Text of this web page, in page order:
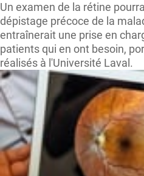
Un examen de la rétine
dépistage précoce de la
entraînerait une prise en
patients qui en ont besoin,
réalisés à l'Université Laval.